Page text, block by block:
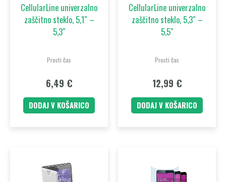
CellularLine univerzalno
zaščitno steklo, 5,1″ –
5,3″
Prosti čas
6,49 €
DODAJ V KOŠARICO
CellularLine univerzalno
zaščitno steklo, 5,3″ –
5,5″
Prosti čas
12,99 €
DODAJ V KOŠARICO